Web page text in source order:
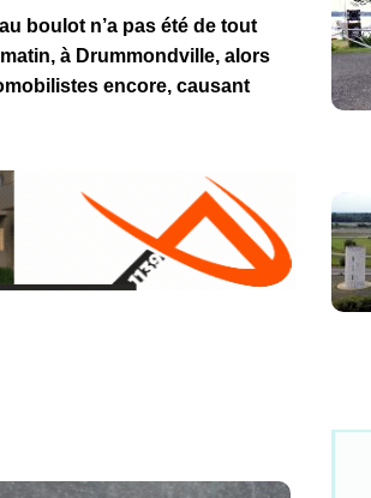
boulot n’a pas été de tout
à Drummondville, alors
encore, causant